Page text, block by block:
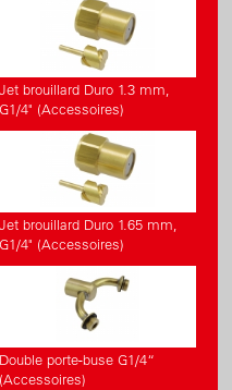
Jet brouillard Duro 1.3 mm,
G1/4" (Accessoires)
Jet brouillard Duro 1.65 mm,
G1/4" (Accessoires)
Double porte-buse G1/4“
(Accessoires)